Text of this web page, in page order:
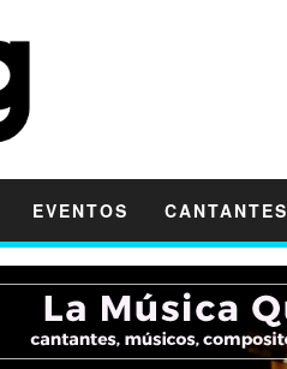
EVENTOS CANTANTES